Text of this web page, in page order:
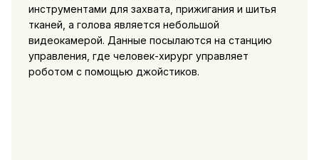
инструментами для захвата, прижигания и шитья
тканей, а голова является небольшой
видеокамерой. Данные посылаются на станцию
управления, где человек-хирург управляет
роботом с помощью джойстиков.